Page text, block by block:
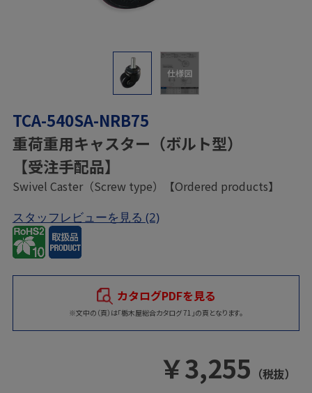
仕様図
TCA-540SA-NRB75
重荷重用キャスター（ボルト型）
【受注手配品】
Swivel Caster（Screw type）【Ordered products】
スタッフレビューを見る (2)
カタログPDFを見る
※文中の（頁）は「栃木屋総合カタログ 71」の頁となります。
￥3,255 （税抜）